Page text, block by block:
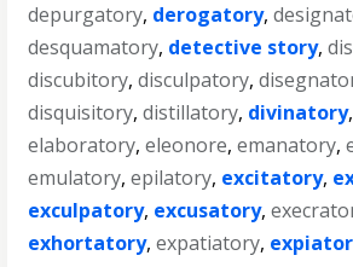
depurgatory, derogatory,
desquamatory, detective story,
discubitory,disculpatory,
disquisitory,distillatory, divinatory
elaboratory,eleonore,emanatory,
emulatory,epilatory, excitatory,
exculpatory, excusatory,
exhortatory,expatiatory,